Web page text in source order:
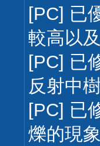
[PC] 已
較高以
[PC] 已
反射中
[PC] 已
爍的現象